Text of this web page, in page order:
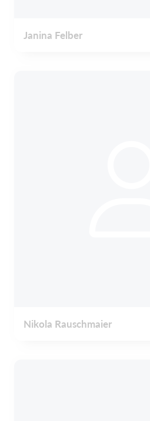
Janina Felber
Nikola Rauschmaier